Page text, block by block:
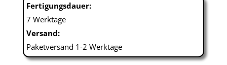
Fertigungsdauer:
7 Werktage
Versand:
Paketversand 1-2 Werktage